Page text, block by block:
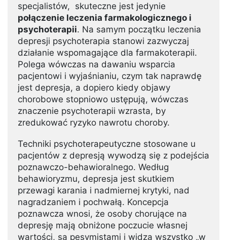
specjalistów, skuteczne jest jedynie
połączenie leczenia farmakologicznego i
psychoterapii. Na samym początku leczenia
depresji psychoterapia stanowi zazwyczaj
działanie wspomagające dla farmakoterapii.
Polega wówczas na dawaniu wsparcia
pacjentowi i wyjaśnianiu, czym tak naprawdę
jest depresja, a dopiero kiedy objawy
chorobowe stopniowo ustępują, wówczas
znaczenie psychoterapii wzrasta, by
zredukować ryzyko nawrotu choroby.
Techniki psychoterapeutyczne stosowane u
pacjentów z depresją wywodzą się z podejścia
poznawczo-behawioralnego. Według
behawioryzmu, depresja jest skutkiem
przewagi karania i nadmiernej krytyki, nad
nagradzaniem i pochwałą. Koncepcja
poznawcza wnosi, że osoby chorujące na
depresję mają obniżone poczucie własnej
wartości, są pesymistami i widzą wszystko „w